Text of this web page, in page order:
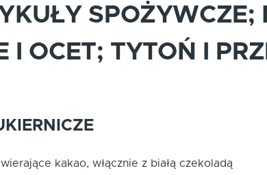
I OCET; TYTOŃ I
kakao, włącznie z białą czekoladą